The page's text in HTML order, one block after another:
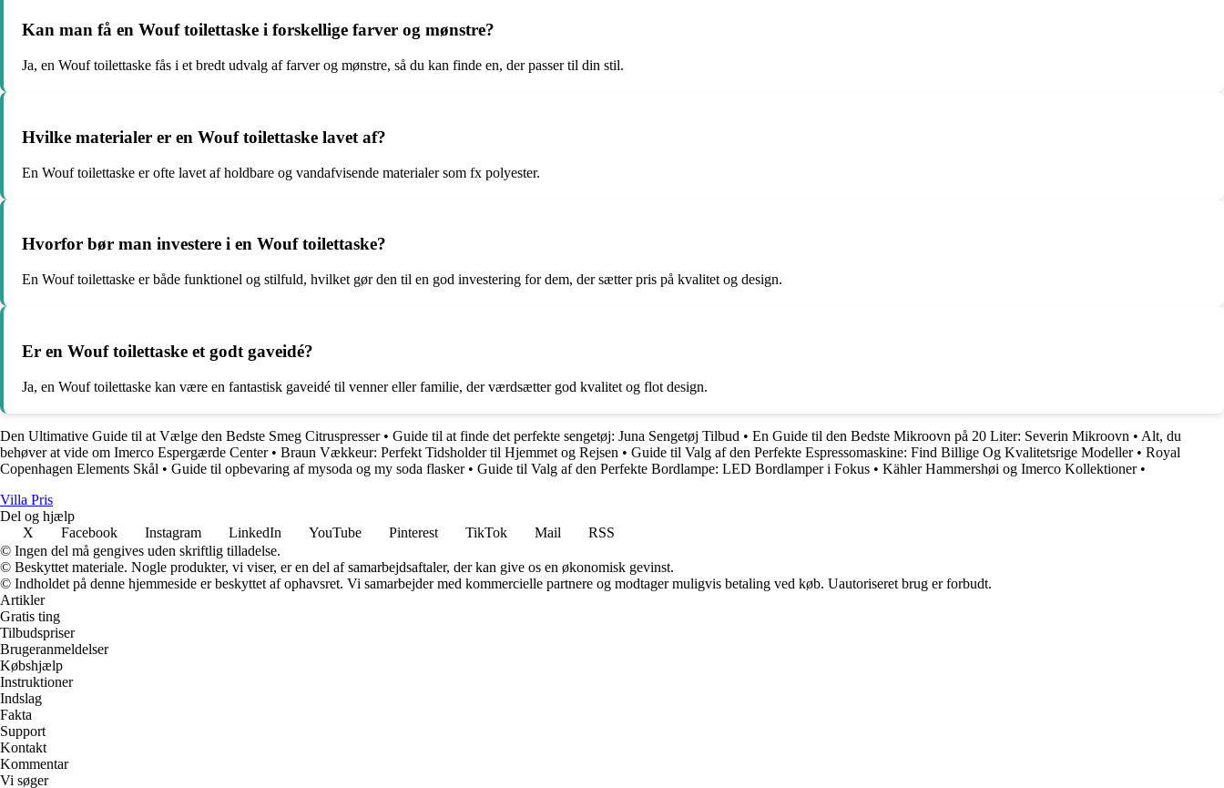
Kan man få en Wouf toilettaske i forskellige farver og mønstre?
Ja, en Wouf toilettaske fås i et bredt udvalg af farver og mønstre, så du kan finde en, der passer til din stil.
Hvilke materialer er en Wouf toilettaske lavet af?
En Wouf toilettaske er ofte lavet af holdbare og vandafvisende materialer som fx polyester.
Hvorfor bør man investere i en Wouf toilettaske?
En Wouf toilettaske er både funktionel og stilfuld, hvilket gør den til en god investering for dem, der sætter pris på kvalitet og design.
Er en Wouf toilettaske et godt gaveidé?
Ja, en Wouf toilettaske kan være en fantastisk gaveidé til venner eller familie, der værdsætter god kvalitet og flot design.
Den Ultimative Guide til at Vælge den Bedste Smeg Citruspresser• Guide til at finde det perfekte sengetøj: Juna Sengetøj Tilbud • En Guide til den Bedste Mikroovn på 20 Liter: Severin Mikroovn • Alt, du
behøver at vide om Imerco Espergærde Center• Braun Vækkeur: Perfekt Tidsholder til Hjemmet og Rejsen • Guide til Valg af den Perfekte Espressomaskine: Find Billige Og Kvalitetsrige Modeller• Royal
Copenhagen Elements Skål • Guide til opbevaring af mysoda og my soda flasker• Guide til Valg af den Perfekte Bordlampe: LED Bordlamper i Fokus • Kähler Hammershøi og Imerco Kollektioner•
Villa Pris
Del og hjælp
X
Facebook Instagram LinkedIn YouTube Pinterest TikTok Mail
RSS
© Ingen del må gengives uden skriftlig tilladelse.
© Beskyttet materiale. Nogle produkter, vi viser, er en del af samarbejdsaftaler, der kan give os en økonomisk gevinst.
© Indholdet på denne hjemmeside er beskyttet af ophavsret. Vi samarbejder med kommercielle partnere og modtager muligvis betaling ved køb. Uautoriseret brug er forbudt.
Artikler
Gratis ting
Tilbudspriser
Brugeranmeldelser
Købshjælp
Instruktioner
Indslag
Fakta
Support
Kontakt
Kommentar
Vi søger